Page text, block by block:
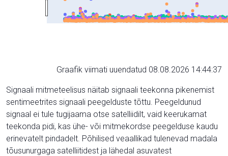
Graafik viimati uuendatud 08.08.2026 14:44:37
Signaali mitmeteelisus näitab signaali teekonna pikenemist
sentimeetrites signaali peegelduste tõttu. Peegeldunud
signaal ei tule tugijaama otse satelliidilt, vaid keerukamat
teekonda pidi, kas ühe- või mitmekordse peegelduse kaudu
erinevatelt pindadelt. Põhilised veaallikad tulenevad madala
tõusunurgaga satelliitidest ja lähedal asuvatest